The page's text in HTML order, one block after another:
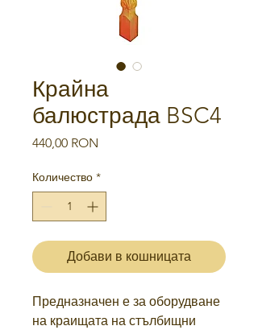
Крайна
балюстрада BSC4
440,00 RON
Количество *
Добави в кошницата
Предназначен е за оборудване
на краищата на стълбищни